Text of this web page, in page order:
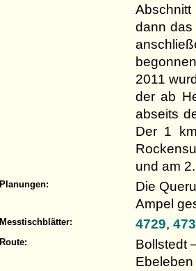
dann
2011
der ab
abseits
Der 1
und am
Planungen:
Die
Ampel
Messtischblätter: 4729,
Route:
Bollstedt
Ebeleben